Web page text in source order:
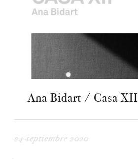
Ana Bidart / Casa XII
24 septiembre 2020